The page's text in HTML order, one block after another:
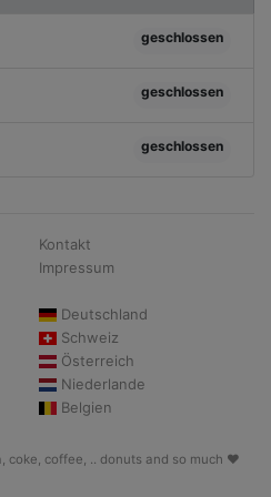
geschlossen
geschlossen
geschlossen
Kontakt
Impressum
Deutschland
Schweiz
Österreich
Niederlande
Belgien
coke, coffee, .. donuts and so much ♥